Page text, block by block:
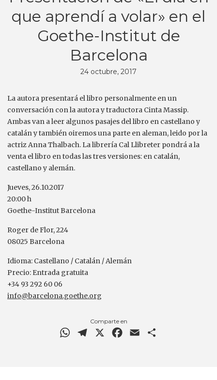
que aprendí a volar» en el
Goethe-Institut de
Barcelona
24 octubre, 2017
La autora presentará el libro personalmente en un
conversación con la autora y traductora Cinta Massip.
Ambas van a leer algunos pasajes del libro en castellano y
catalán y también oiremos una parte en aleman, leido por la
actriz Anna Thalbach. La librería Cal Llibreter pondrá a la
venta el libro en todas las tres versiones: en catalán,
castellano y alemán.
Jueves, 26.10.2017
20:00 h
Goethe-Institut Barcelona
Roger de Flor, 224
08025 Barcelona
Idioma: Castellano / Catalán / Alemán
Precio: Entrada gratuita
+34 93 292 60 06
info@barcelona.goethe.org
Comparte en
WhatsAppTelegram Facebook
Email